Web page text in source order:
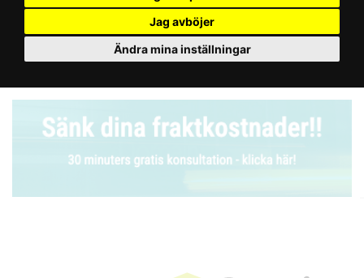
Jag avböjer
Ändra mina inställningar